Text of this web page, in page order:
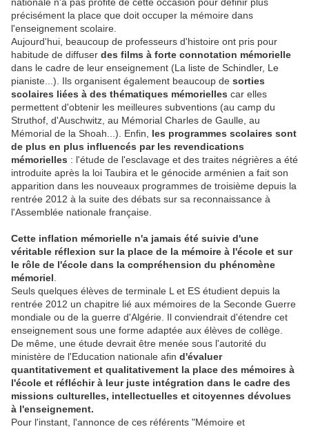
précisément la place que doit occuper la mémoire dans
l'enseignement scolaire.
Aujourd'hui, beaucoup de professeurs d'histoire ont pris pour
habitude de diffuser des films à forte connotation mémorielle
dans le cadre de leur enseignement (La liste de Schindler, Le
pianiste...). Ils organisent également beaucoup de sorties
scolaires liées à des thématiques mémorielles car elles
permettent d'obtenir les meilleures subventions (au camp du
Struthof, d'Auschwitz, au Mémorial Charles de Gaulle, au
Mémorial de la Shoah...). Enfin, les programmes scolaires sont
de plus en plus influencés par les revendications
mémorielles : l'étude de l'esclavage et des traites négrières a été
introduite après la loi Taubira et le génocide arménien a fait son
apparition dans les nouveaux programmes de troisième depuis la
rentrée 2012 à la suite des débats sur sa reconnaissance à
l'Assemblée nationale française.
Cette inflation mémorielle n'a jamais été suivie d'une
véritable réflexion sur la place de la mémoire à l'école et sur
le rôle de l'école dans la compréhension du phénomène
mémoriel
Seuls quelques élèves de terminale L et ES étudient depuis la
rentrée 2012 un chapitre lié aux mémoires de la Seconde Guerre
mondiale ou de la guerre d'Algérie. Il conviendrait d'étendre cet
enseignement sous une forme adaptée aux élèves de collège.
De même, une étude devrait être menée sous l'autorité du
ministère de l'Education nationale afin d'évaluer
quantitativement et qualitativement la place des mémoires à
l'école et réfléchir à leur juste intégration dans le cadre des
missions culturelles, intellectuelles et citoyennes dévolues
à l'enseignement.
Pour l'instant, l'annonce de ces référents "Mémoire et